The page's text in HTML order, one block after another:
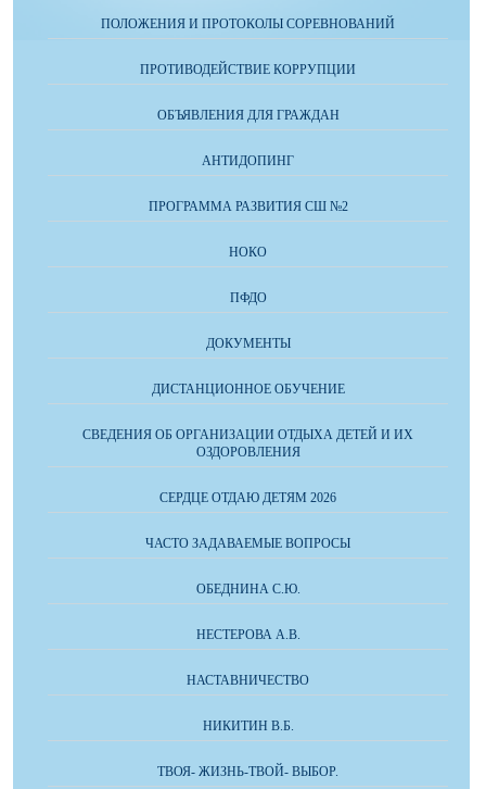
ПОЛОЖЕНИЯ И ПРОТОКОЛЫ СОРЕВНОВАНИЙ
ПРОТИВОДЕЙСТВИЕ КОРРУПЦИИ
ОБЪЯВЛЕНИЯ ДЛЯ ГРАЖДАН
АНТИДОПИНГ
ПРОГРАММА РАЗВИТИЯ СШ №2
НОКО
ПФДО
ДОКУМЕНТЫ
ДИСТАНЦИОННОЕ ОБУЧЕНИЕ
СВЕДЕНИЯ ОБ ОРГАНИЗАЦИИ ОТДЫХА ДЕТЕЙ И ИХ
ОЗДОРОВЛЕНИЯ
СЕРДЦЕ ОТДАЮ ДЕТЯМ 2026
ЧАСТО ЗАДАВАЕМЫЕ ВОПРОСЫ
ОБЕДНИНА С.Ю.
НЕСТЕРОВА А.В.
НАСТАВНИЧЕСТВО
НИКИТИН В.Б.
ТВОЯ- ЖИЗНЬ-ТВОЙ- ВЫБОР.